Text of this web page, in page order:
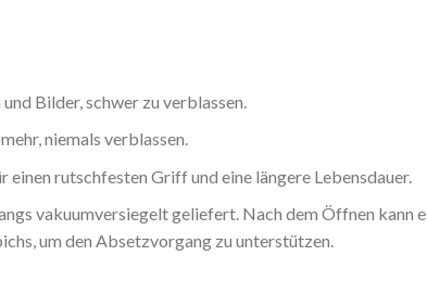
Bilder, schwer zu verblassen.
niemals verblassen.
rutschfesten Griff und eine längere Lebensdauer.
vakuumversiegelt geliefert. Nach dem Öffnen kann
um den Absetzvorgang zu unterstützen.